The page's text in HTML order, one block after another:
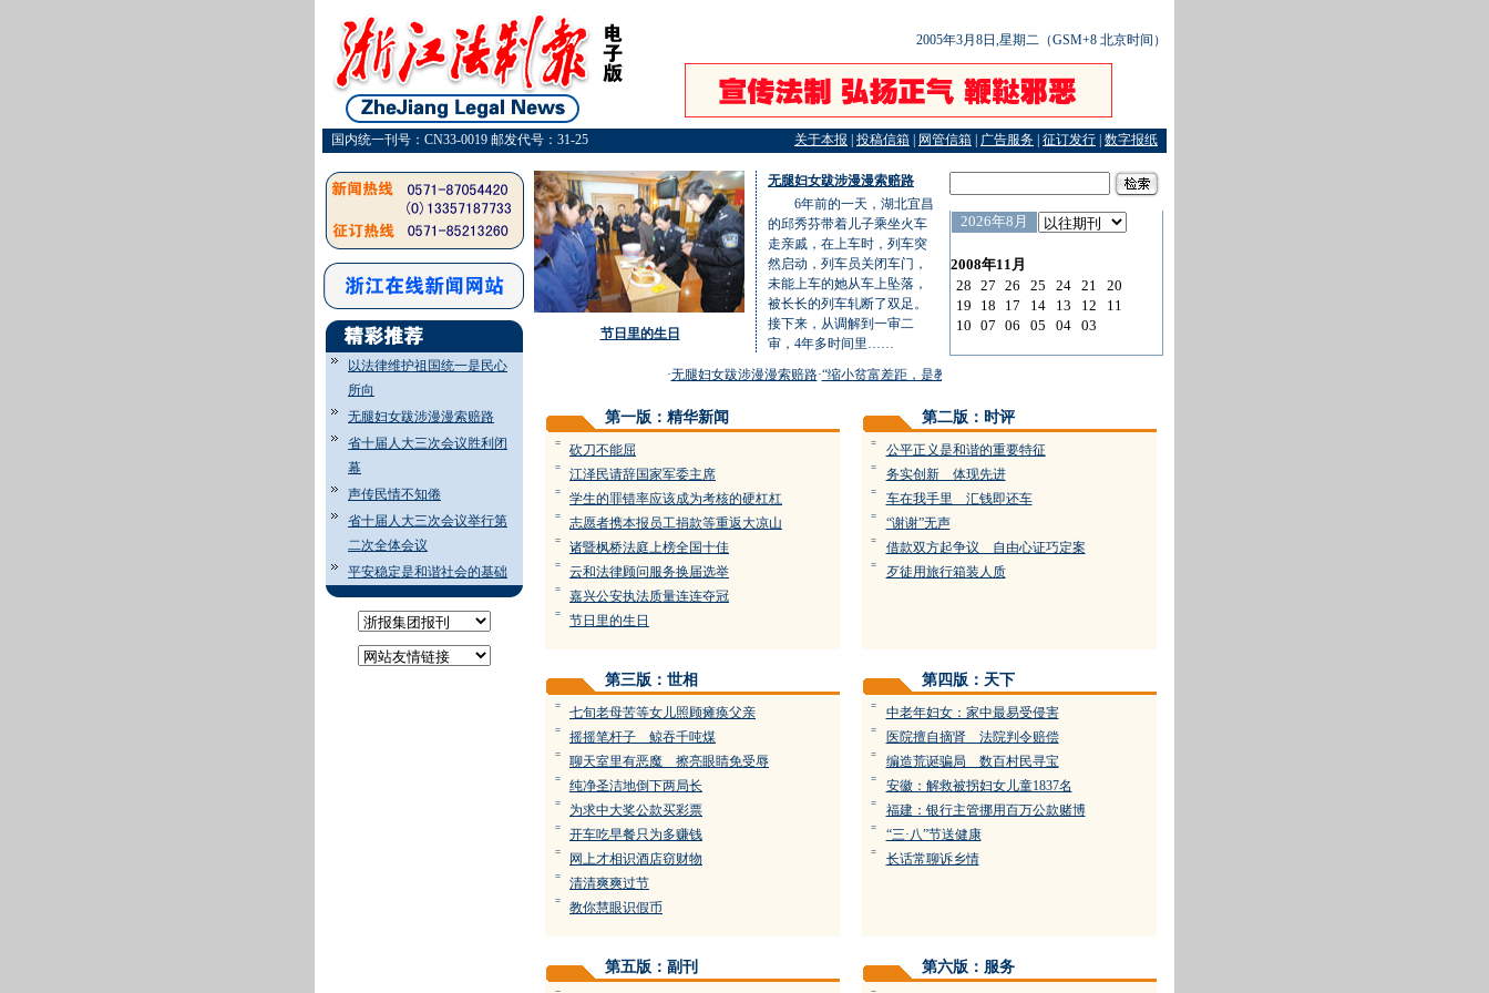
2005年3月8日,星期二（GSM+8 北京时间）
国内统一刊号：CN33-0019 邮发代号：31-25 关于本报 投稿信箱 网管信箱 广告服务 征订发行 数字报纸
以法律维护祖国统一是民心
所向
无腿妇女跋涉漫漫索赔路
省十届人大三次会议胜利闭
幕
声传民情不知倦
省十届人大三次会议举行第
二次全体会议
平安稳定是和谐社会的基础
节日里的生日
无腿妇女跋涉漫漫索赔路
6年前的一天，湖北宜昌
的邱秀芬带着儿子乘坐火车
走亲戚，在上车时，列车突
然启动，列车员关闭车门，
未能上车的她从车上坠落，
被长长的列车轧断了双足。
接下来，从调解到一审二
审，4年多时间里……
无腿妇女跋涉漫漫索赔路·“缩小贫富差距，是教育不是税收”
第一版：精华新闻
= 砍刀不能屈
= 江泽民请辞国家军委主席
= 学生的罪错率应该成为考核的硬杠杠
= 志愿者携本报员工捐款等重返大凉山
= 诸暨枫桥法庭上榜全国十佳
= 云和法律顾问服务换届选举
= 嘉兴公安执法质量连连夺冠
= 节日里的生日
第二版：时评
= 公平正义是和谐的重要特征
= 务实创新 体现先进
= 车在我手里 汇钱即还车
= “谢谢”无声
= 借款双方起争议 自由心证巧定案
= 歹徒用旅行箱装人质
第三版：世相
= 七旬老母苦等女儿照顾瘫痪父亲
= 摇摇笔杆子 鲸吞千吨煤
= 聊天室里有恶魔 擦亮眼睛免受辱
= 纯净圣洁地倒下两局长
= 为求中大奖公款买彩票
= 开车吃早餐只为多赚钱
= 网上才相识酒店窃财物
= 清清爽爽过节
= 教你慧眼识假币
第四版：天下
= 中老年妇女：家中最易受侵害
= 医院擅自摘肾 法院判令赔偿
= 编造荒诞骗局 数百村民寻宝
= 安徽：解救被拐妇女儿童1837名
= 福建：银行主管挪用百万公款赌博
= “三·八”节送健康
= 长话常聊诉乡情
第五版：副刊 第六版：服务